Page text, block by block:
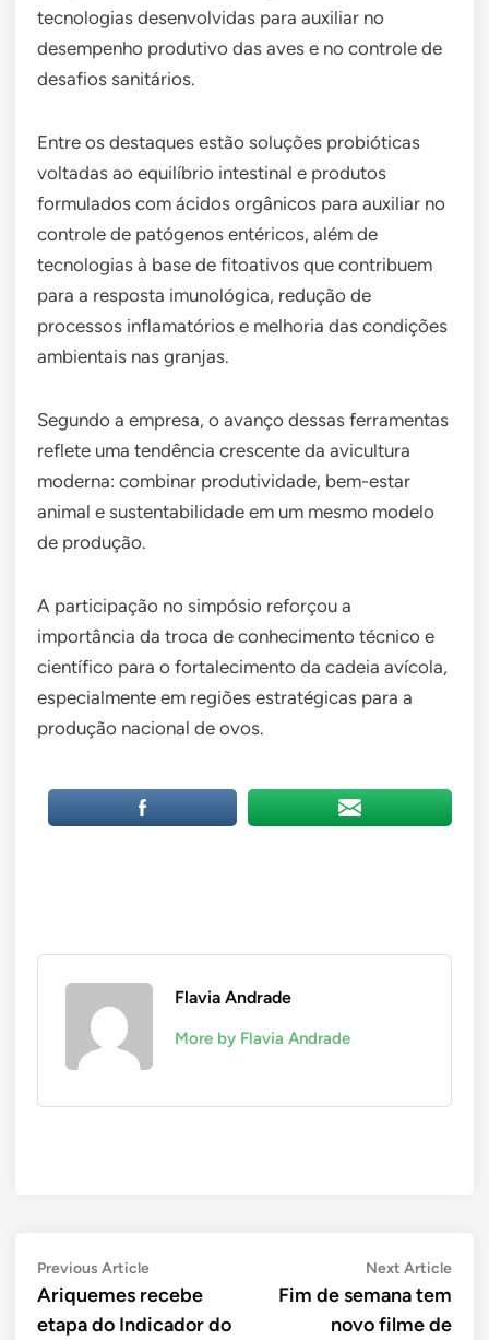
tecnologias desenvolvidas para auxiliar no
desempenho produtivo das aves e no controle de
desafios sanitários.
Entre os destaques estão soluções probióticas
voltadas ao equilíbrio intestinal e produtos
formulados com ácidos orgânicos para auxiliar no
controle de patógenos entéricos, além de
tecnologias à base de fitoativos que contribuem
para a resposta imunológica, redução de
processos inflamatórios e melhoria das condições
ambientais nas granjas.
Segundo a empresa, o avanço dessas ferramentas
reflete uma tendência crescente da avicultura
moderna: combinar produtividade, bem-estar
animal e sustentabilidade em um mesmo modelo
de produção.
A participação no simpósio reforçou a
importância da troca de conhecimento técnico e
científico para o fortalecimento da cadeia avícola,
especialmente em regiões estratégicas para a
produção nacional de ovos.
Flavia Andrade
More by Flavia Andrade
Navegação
de
Previous ArticlePrevious
article:
Ariquemes recebe
etapa do Indicador do
Next ArticleNext
Fim de semana tem
novo filme de